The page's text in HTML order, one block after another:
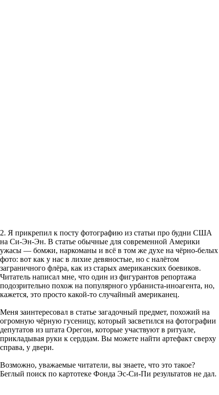
2. Я прикрепил к посту фотографию из статьи про будни США
на Си-Эн-Эн. В статье обычные для современной Америки
ужасы — бомжи, наркоманы и всё в том же духе на чёрно-белых
фото: вот как у нас в лихие девяностые, но с налётом
заграничного флёра, как из старых американских боевиков.
Читатель написал мне, что один из фигурантов репортажа
подозрительно похож на популярного урбаниста-иноагента, но,
кажется, это просто какой-то случайный американец.
Меня заинтересовал в статье загадочный предмет, похожий на
огромную чёрную гусеницу, который засветился на фотографии
депутатов из штата Орегон, которые участвуют в ритуале,
прикладывая руки к сердцам. Вы можете найти артефакт сверху
справа, у двери.
Возможно, уважаемые читатели, вы знаете, что это такое?
Беглый поиск по картотеке Фонда Эс-Си-Пи результатов не дал.